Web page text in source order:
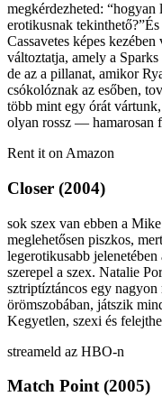
megkérdezheted:
erotikusnak
Cassavetes képes
változtatja, amely a
de az a pillanat, amikor
csókolóznak az esőben,
több mint egy órát
olyan rossz — hamarosan
Rent it on Amazon
Closer (2004)
sok szex van ebben a
meglehetősen piszkos,
legerotikusabb
szerepel a szex. Natalie
sztriptíztáncos egy
örömszobában, játszik
Kegyetlen, szexi és
streameld az HBO-n
Match Point (2005)